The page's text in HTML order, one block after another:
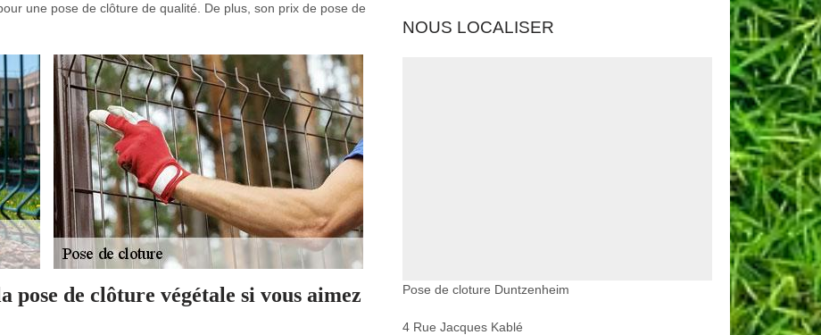
une pose de clôture de qualité. De plus, son prix de pose de
pose de clôture végétale si vous aimez
NOUS LOCALISER
Pose de cloture Duntzenheim
4 Rue Jacques Kablé